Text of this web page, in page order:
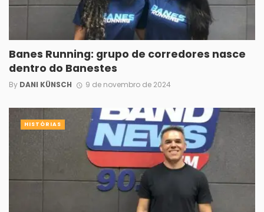
Banes Running: grupo de corredores nasce
dentro do Banestes
By DANI KÜNSCH 9 de novembro de 2024
HISTÓRIAS